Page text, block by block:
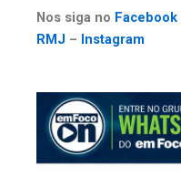
Nos siga no Facebook
RMJ – Instagram